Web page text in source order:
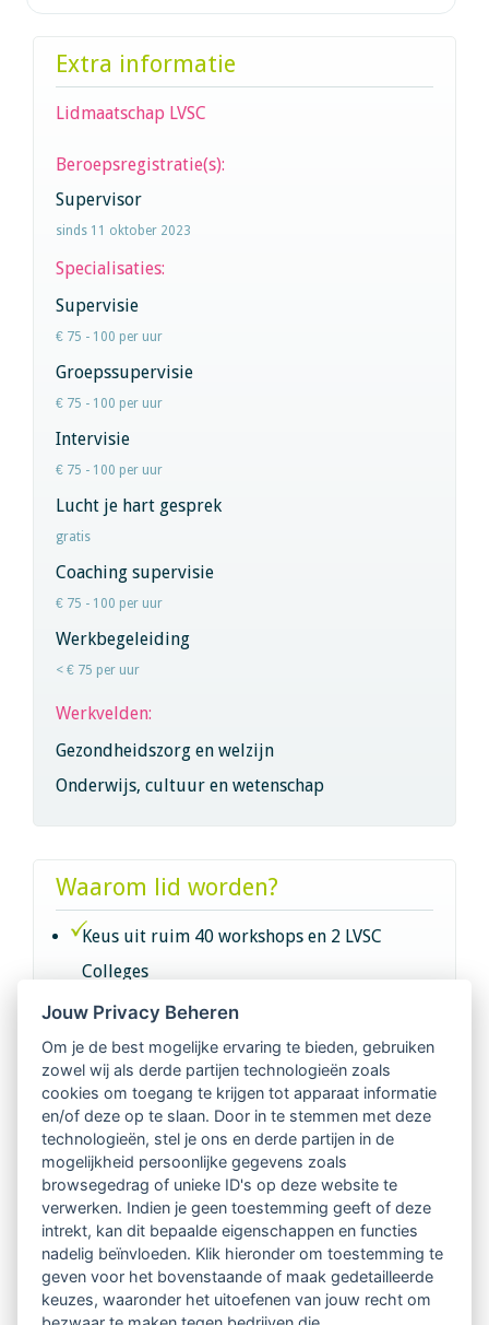
Extra informatie
Lidmaatschap LVSC
Beroepsregistratie(s):
Supervisor
sinds 11 oktober 2023
Specialisaties:
Supervisie
€ 75 - 100 per uur
Groepssupervisie
€ 75 - 100 per uur
Intervisie
€ 75 - 100 per uur
Lucht je hart gesprek
gratis
Coaching supervisie
€ 75 - 100 per uur
Werkbegeleiding
< € 75 per uur
Werkvelden:
Gezondheidszorg en welzijn
Onderwijs, cultuur en wetenschap
Waarom lid worden?
Keus uit ruim 40 workshops en 2 LVSC
Colleges
Intervisie met geregistreerde vakgenoten
Netwerk van 2100 professionals in 14
regio's
Vindbaar voor opdrachtgevers
Tijdschrift voor
Begeleidingskunde & kennisbank
Beroepsregistratie (LVSC keurmerk)
Jouw Privacy Beheren
Om je de best mogelijke ervaring te bieden, gebruiken
zowel wij als derde partijen technologieën zoals
cookies om toegang te krijgen tot apparaat informatie
en/of deze op te slaan. Door in te stemmen met deze
technologieën, stel je ons en derde partijen in de
mogelijkheid persoonlijke gegevens zoals
browsegedrag of unieke ID's op deze website te
verwerken. Indien je geen toestemming geeft of deze
intrekt, kan dit bepaalde eigenschappen en functies
nadelig beïnvloeden. Klik hieronder om toestemming te
geven voor het bovenstaande of maak gedetailleerde
keuzes, waaronder het uitoefenen van jouw recht om